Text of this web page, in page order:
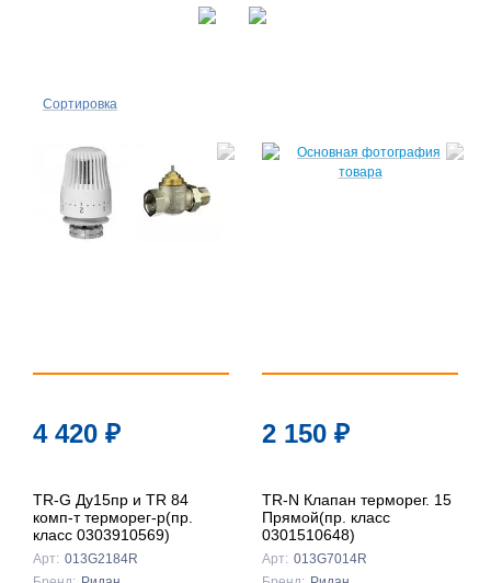
Сортировка
популярности
↑
↓
4 420 ₽
TR-G Ду15пр и TR 84
комп-т терморег-р(пр.
класс 0303910569)
Арт: 013G2184R
2 150 ₽
TR-N Клапан терморег. 15
Прямой(пр. класс
0301510648)
Арт: 013G7014R